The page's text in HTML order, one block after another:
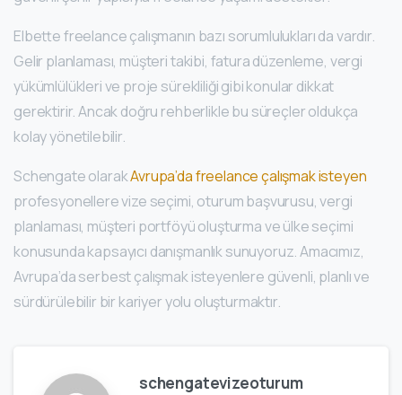
Elbette freelance çalışmanın bazı sorumlulukları da vardır.
Gelir planlaması, müşteri takibi, fatura düzenleme, vergi
yükümlülükleri ve proje sürekliliği gibi konular dikkat
gerektirir. Ancak doğru rehberlikle bu süreçler oldukça
kolay yönetilebilir.
Schengate olarakAvrupa’da freelance çalışmak isteyen
profesyonellere vize seçimi, oturum başvurusu, vergi
planlaması, müşteri portföyü oluşturma ve ülke seçimi
konusunda kapsayıcı danışmanlık sunuyoruz. Amacımız,
Avrupa’da serbest çalışmak isteyenlere güvenli, planlı ve
sürdürülebilir bir kariyer yolu oluşturmaktır.
schengatevizeoturum